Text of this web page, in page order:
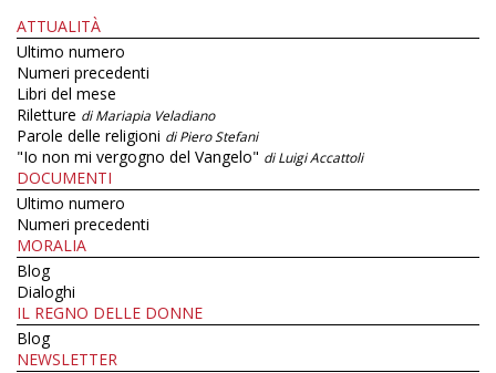
ATTUALITÀ
Ultimo numero
Numeri precedenti
Libri del mese
Riletture di Mariapia Veladiano
Parole delle religioni di Piero Stefani
"Io non mi vergogno del Vangelo" di Luigi Accattoli
DOCUMENTI
Ultimo numero
Numeri precedenti
MORALIA
Blog
Dialoghi
IL REGNO DELLE DONNE
Blog
NEWSLETTER